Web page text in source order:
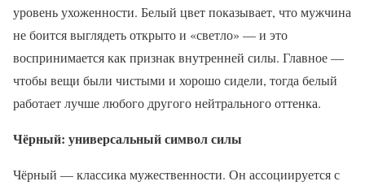
уровень ухоженности. Белый цвет показывает, что мужчина
не боится выглядеть открыто и «светло» — и это
воспринимается как признак внутренней силы. Главное —
чтобы вещи были чистыми и хорошо сидели, тогда белый
работает лучше любого другого нейтрального оттенка.
Чёрный: универсальный символ силы
Чёрный — классика мужественности. Он ассоциируется с